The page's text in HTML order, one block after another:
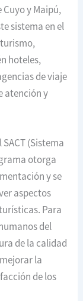
Cuyo y Maipú,
sistema en el
hoteles,
de viaje
atención y
(Sistema
otorga
y se
aspectos
Para
del
de la calidad
la
de los